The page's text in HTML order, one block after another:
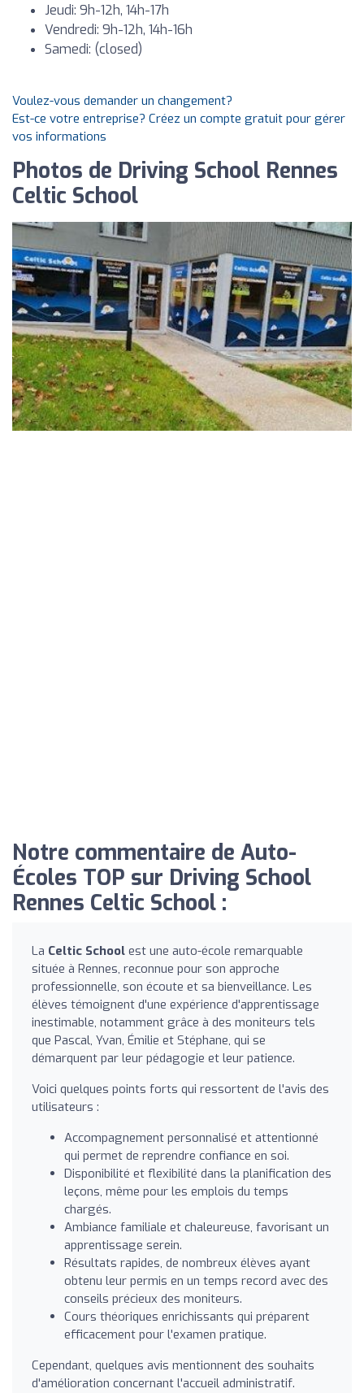
Jeudi: 9h-12h, 14h-17h
Vendredi: 9h-12h, 14h-16h
Samedi: (closed)
Voulez-vous demander un changement?
Est-ce votre entreprise? Créez un compte gratuit pour gérer
vos informations
Photos de Driving School Rennes
Celtic School
Notre commentaire de Auto-
Écoles TOP sur Driving School
Rennes Celtic School :
La Celtic School est une auto-école remarquable
située à Rennes, reconnue pour son approche
professionnelle, son écoute et sa bienveillance. Les
élèves témoignent d'une expérience d'apprentissage
inestimable, notamment grâce à des moniteurs tels
que Pascal, Yvan, Émilie et Stéphane, qui se
démarquent par leur pédagogie et leur patience.
Voici quelques points forts qui ressortent de l'avis des
utilisateurs :
Accompagnement personnalisé et attentionné
qui permet de reprendre confiance en soi.
Disponibilité et flexibilité dans la planification des
leçons, même pour les emplois du temps
chargés.
Ambiance familiale et chaleureuse, favorisant un
apprentissage serein.
Résultats rapides, de nombreux élèves ayant
obtenu leur permis en un temps record avec des
conseils précieux des moniteurs.
Cours théoriques enrichissants qui préparent
efficacement pour l'examen pratique.
Cependant, quelques avis mentionnent des souhaits
d'amélioration concernant l'accueil administratif.